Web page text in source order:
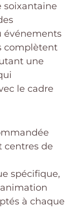
soixantaine
événements
complètent
une
le cadre
centres de
spécifique,
à chaque